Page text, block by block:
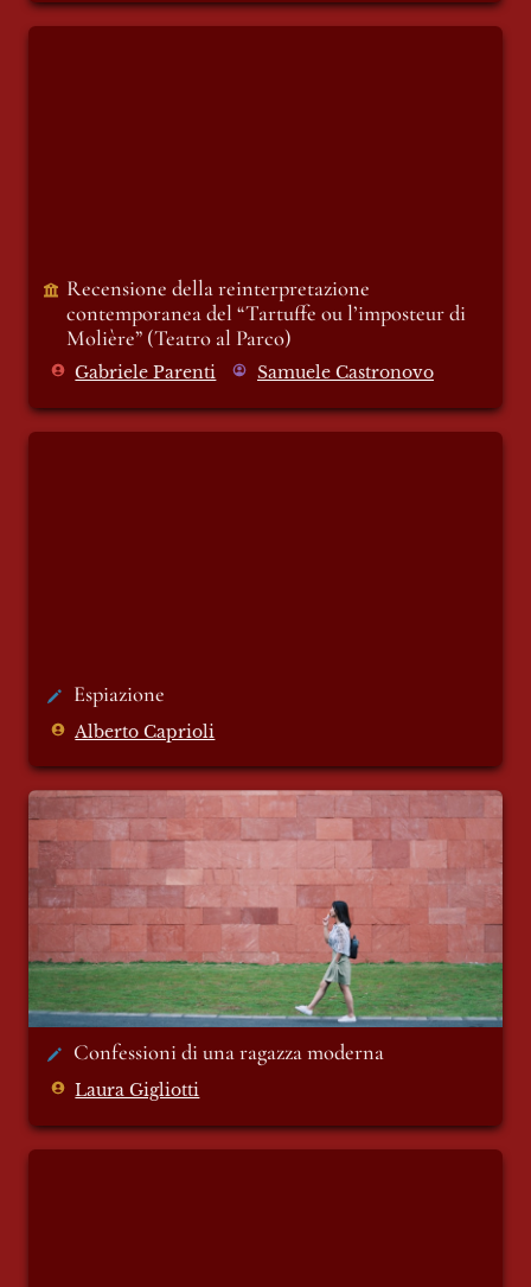
Recensione della reinterpretazione
contemporanea del “Tartuffe ou l’imposteur di
Molière” (Teatro al Parco)
Gabriele Parenti Samuele Castronovo
Espiazione
Alberto Caprioli
Confessioni di una ragazza moderna
Confessioni di una ragazza moderna
Laura Gigliotti